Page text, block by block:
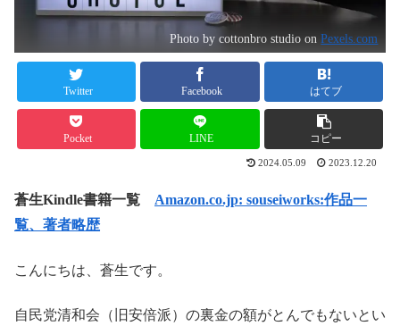
Photo by cottonbro studio onPexels.com
Twitter Facebook はてブ
Pocket LINE コピー
2024.05.09 2023.12.20
蒼生Kindle書籍一覧 Amazon.co.jp: souseiworks:作品一
覧、著者略歴
こんにちは、蒼生です。
自民党清和会（旧安倍派）の裏金の額がとんでもないとい